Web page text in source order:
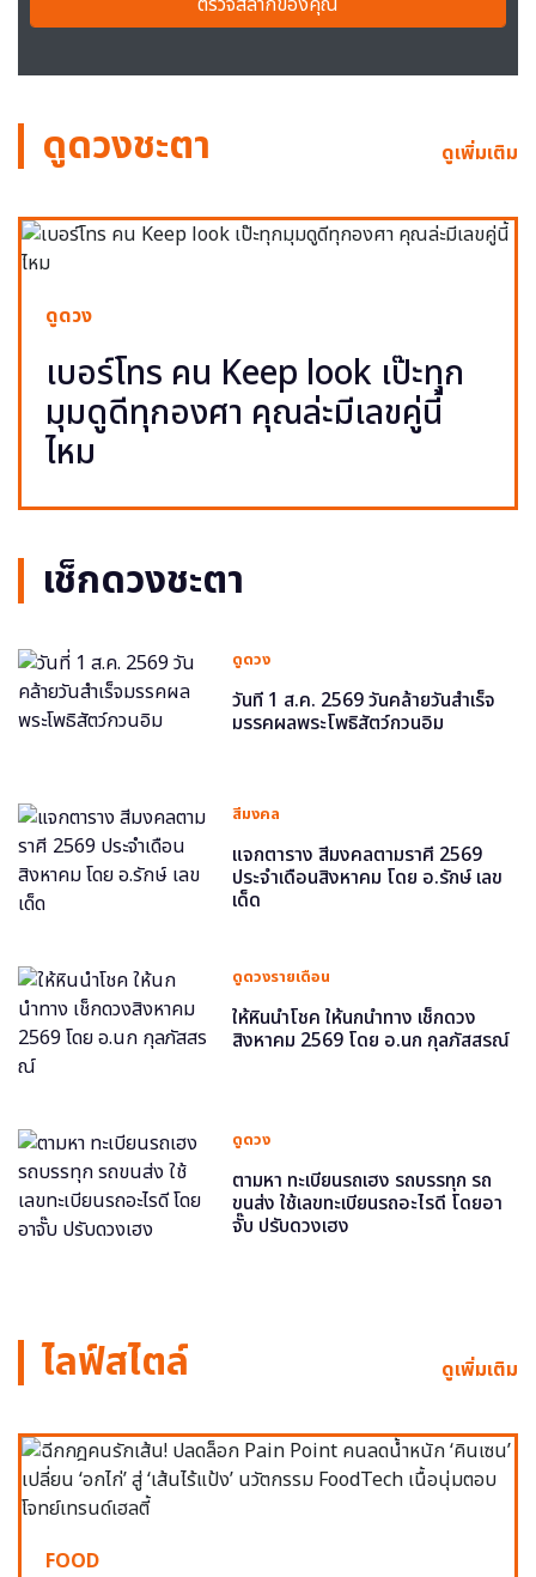
ดูดวงชะตา ดูเพิ่มเติม
ดูดวง
เบอร์โทร คน Keep look เป๊ะทุก
มุมดูดีทุกองศา คุณล่ะมีเลขคู่นี้
ไหม
เช็กดวงชะตา
ดูดวง
วันที่ 1 ส.ค. 2569 วันคล้ายวันสำเร็จ
มรรคผลพระโพธิสัตว์กวนอิม
สีมงคล
แจกตาราง สีมงคลตามราศี 2569
ประจำเดือนสิงหาคม โดย อ.รักษ์ เลข
เด็ด
ดูดวงรายเดือน
ให้หินนำโชค ให้นกนำทาง เช็กดวง
สิงหาคม 2569 โดย อ.นก กุลภัสสรณ์
ดูดวง
ตามหา ทะเบียนรถเฮง รถบรรทุก รถ
ขนส่ง ใช้เลขทะเบียนรถอะไรดี โดยอา
จั๊บ ปรับดวงเฮง
ไลฟ์สไตล์ ดูเพิ่มเติม
FOOD